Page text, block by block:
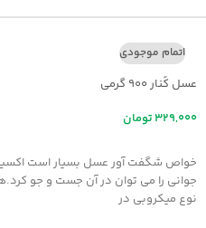
اتمام موجودی
عسل کُنار ۹۰۰ گرمی
تومان
خواص شگفت آور عسل بسيار است
جواني را مي توان در آن جست و جو
نوع ميکروبي در